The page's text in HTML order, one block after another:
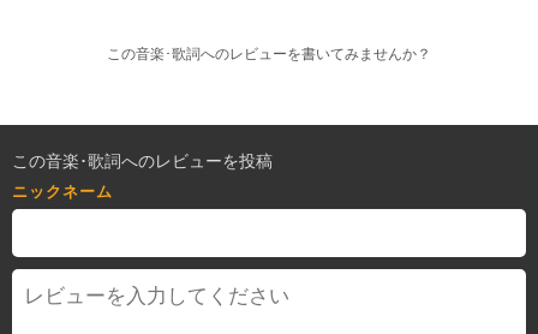
この音楽･歌詞へのレビューを書いてみませんか？
この音楽･歌詞へのレビューを投稿
ニックネーム